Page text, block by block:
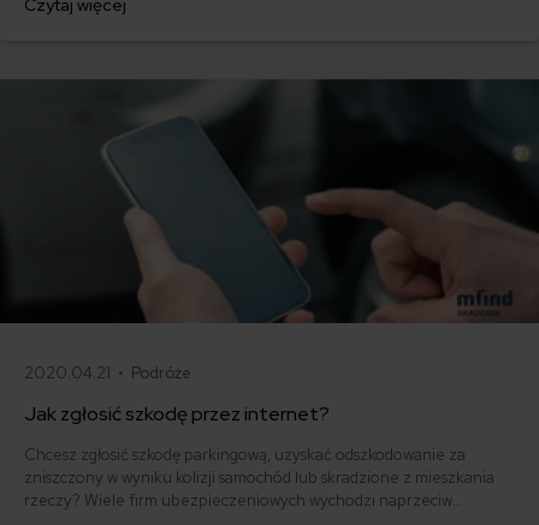
zdrowiu, ale niewykluczone, że użeranie się ze sprawcą i jego
2020.04.21 • Podróże
Jak zgłosić szkodę przez internet?
Chcesz zgłosić szkodę parkingową, uzyskać odszkodowanie za
zniszczony w wyniku kolizji samochód lub skradzione z mieszkania
rzeczy? Wiele firm ubezpieczeniowych wychodzi naprzeciw